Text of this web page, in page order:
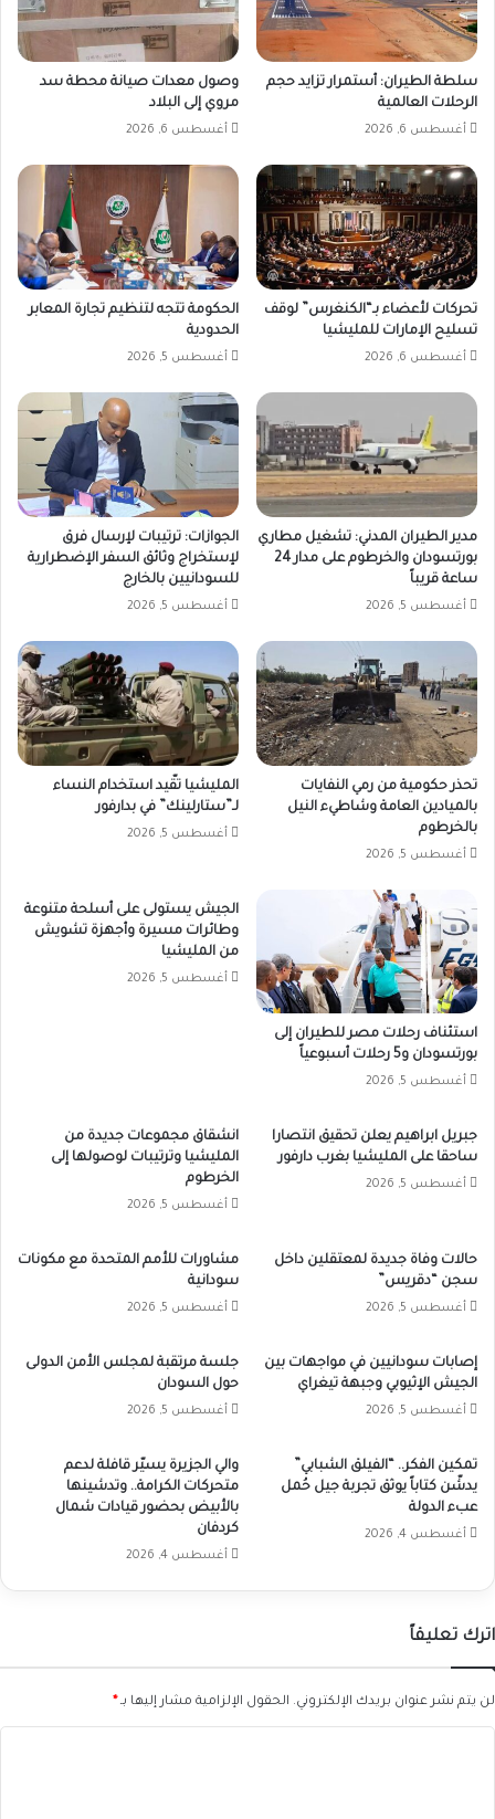
سلطة الطيران: أستمرار تزايد حجم
الرحلات العالمية
أغسطس 6, 2026
وصول معدات صيانة محطة سد
مروي إلى البلاد
أغسطس 6, 2026
تحركات لأعضاء بـ“الكنغرس” لوقف
تسليح الإمارات للمليشيا
أغسطس 6, 2026
الحكومة تتجه لتنظيم تجارة المعابر
الحدودية
أغسطس 5, 2026
مدير الطيران المدني: تشغيل مطاري
بورتسودان والخرطوم على مدار 24
ساعة قريباً
أغسطس 5, 2026
الجوازات: ترتيبات لإرسال فرق
لإستخراج وثائق السفر الإضطرارية
للسودانيين بالخارج
أغسطس 5, 2026
تحذر حكومية من رمي النفايات
بالميادين العامة وشاطيء النيل
بالخرطوم
أغسطس 5, 2026
المليشيا تقّيد استخدام النساء
لـ”ستارلينك” في بدارفور
أغسطس 5, 2026
استئناف رحلات مصر للطيران إلى
بورتسودان و5 رحلات أسبوعياً
أغسطس 5, 2026
الجيش يستولى على أسلحة متنوعة
وطائرات مسيرة وأجهزة تشويش
من المليشيا
أغسطس 5, 2026
جبريل ابراهيم يعلن تحقيق انتصارا
ساحقا على المليشيا بغرب دارفور
أغسطس 5, 2026
انشقاق مجموعات جديدة من
المليشيا وترتيبات لوصولها إلى
الخرطوم
أغسطس 5, 2026
حالات وفاة جديدة لمعتقلين داخل
سجن “دقريس”
أغسطس 5, 2026
مشاورات للأمم المتحدة مع مكونات
سودانية
أغسطس 5, 2026
إصابات سودانيين في مواجهات بين
الجيش الإثيوبي وجبهة تيغراي
أغسطس 5, 2026
جلسة مرتقبة لمجلس الأمن الدولى
حول السودان
أغسطس 5, 2026
تمكين الفكر.. “الفيلق الشبابي”
يدشّن كتاباً يوثق تجربة جيل حُمل
عبء الدولة
أغسطس 4, 2026
والي الجزيرة يسيّر قافلة لدعم
متحركات الكرامة.. وتدشينها
بالأبيض بحضور قيادات شمال
كردفان
أغسطس 4, 2026
اترك تعليقاً
لن يتم نشر عنوان بريدك الإلكتروني. الحقول الإلزامية مشار إليها بـ *